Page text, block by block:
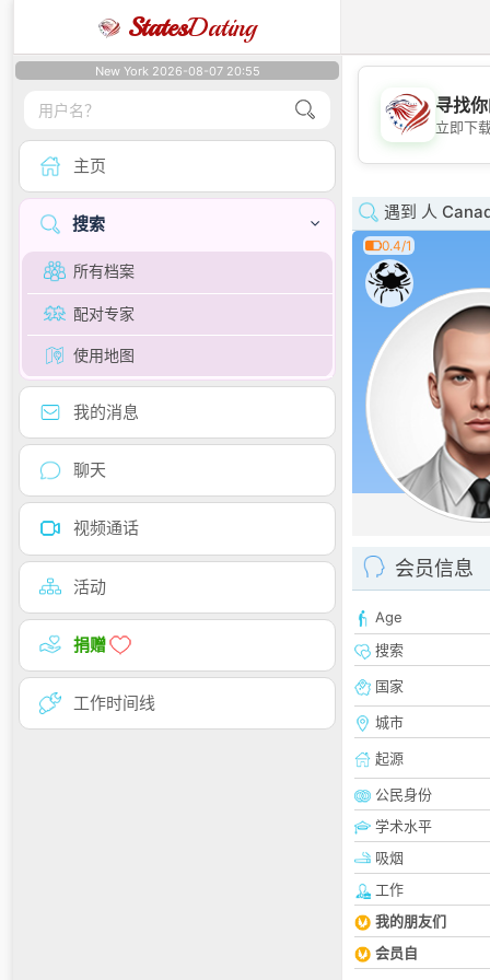
StatesDating
New York 2026-08-07 20:55
主页
搜索
所有档案
配对专家
使用地图
我的消息
聊天
视频通话
活动
捐赠
工作时间线
寻找
立即下
遇到 人
0.4/1
会员信息
Age
搜索
国家
城市
起源
公民身份
学术水平
吸烟
工作
我的朋友们
会员自